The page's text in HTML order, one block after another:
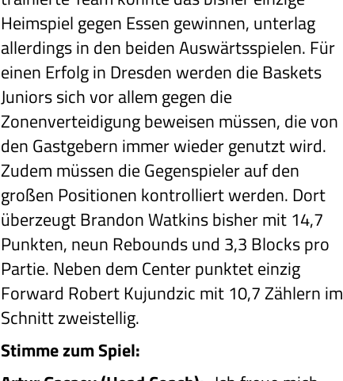
Heimspiel gegen Essen gewinnen, unterlag
allerdings in den beiden Auswärtsspielen. Für
einen Erfolg in Dresden werden die Baskets
Juniors sich vor allem gegen die
Zonenverteidigung beweisen müssen, die von
den Gastgebern immer wieder genutzt wird.
Zudem müssen die Gegenspieler auf den
großen Positionen kontrolliert werden. Dort
überzeugt Brandon Watkins bisher mit 14,7
Punkten, neun Rebounds und 3,3 Blocks pro
Partie. Neben dem Center punktet einzig
Forward Robert Kujundzic mit 10,7 Zählern im
Schnitt zweistellig.
Stimme zum Spiel: